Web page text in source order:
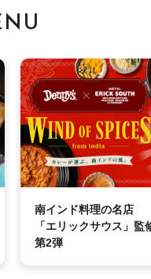
南インド料理の名店
「エリックサウス」監
第2弾